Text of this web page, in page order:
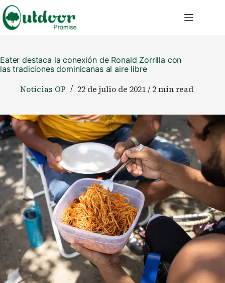
Saltar
al
contenido
Eater destaca la conexión de Ronald Zorrilla con
las tradiciones dominicanas al aire libre
Noticias OP 22 de julio de 2021 / 2 min read